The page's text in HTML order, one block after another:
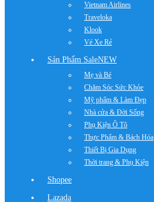
Vietnam Airlines
Traveloka
Klook
Vé Xe Rẻ
Sản Phẩm SaleNEW
Mẹ và Bé
Chăm Sóc Sức Khỏe
Mỹ phẩm & Làm Đẹp
Nhà cửa & Đời Sống
Phụ Kiện Ô Tô
Thực Phẩm & Bách Hóa
Thiết Bị Gia Dụng
Thời trang & Phụ Kiện
Shopee
Lazada